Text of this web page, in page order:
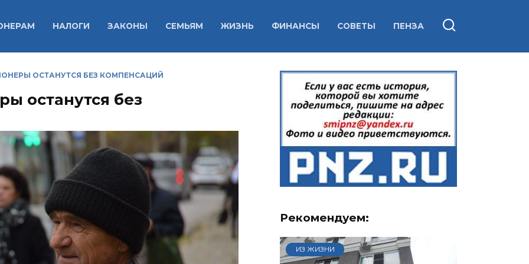
НАЛОГИ ЗАКОНЫ СЕМЬЯМ ЖИЗНЬ ФИНАНСЫ СОВЕТЫ ПЕНЗА
ОСТАНУТСЯ БЕЗ КОМПЕНСАЦИЙ
останутся без
Рекомендуем:
ИЗ ЖИЗНИ